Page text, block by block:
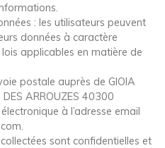
: les utilisateurs peuvent
données à caractère
applicables en matière de
postale auprès de GIOIA
ARROUZES 40300
à l’adresse email
sont confidentielles et